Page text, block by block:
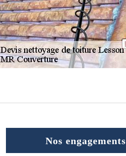
Nos engagements